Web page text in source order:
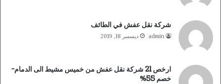
شركة نقل عفش في الطائف
admin ديسمبر 18, 2019
ارخص 21 شركة نقل عفش من خميس مشيط الى الدمام-
خصم 55%